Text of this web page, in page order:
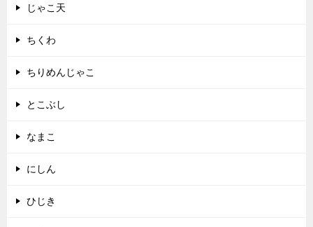
じゃこ天
ちくわ
ちりめんじゃこ
とこぶし
なまこ
にしん
ひじき